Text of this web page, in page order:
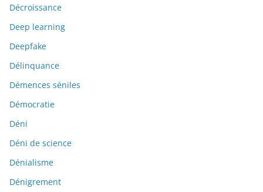
Décroissance
Deep learning
Deepfake
Délinquance
Démences séniles
Démocratie
Déni
Déni de science
Dénialisme
Dénigrement